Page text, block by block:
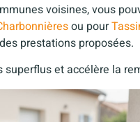
voisines, vous
ou pour
prestations proposées.
et accélère la